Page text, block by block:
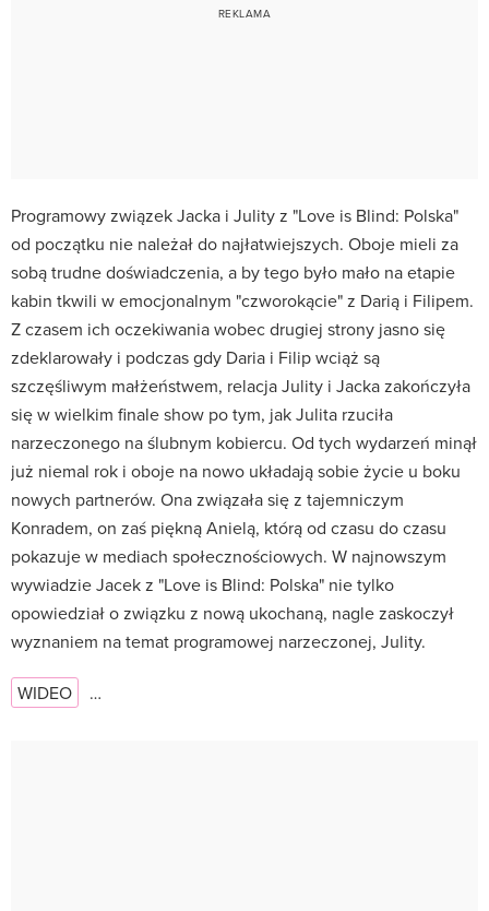
Programowy związek Jacka i Julity z "Love is Blind: Polska"
od początku nie należał do najłatwiejszych. Oboje mieli za
sobą trudne doświadczenia, a by tego było mało na etapie
kabin tkwili w emocjonalnym "czworokącie" z Darią i Filipem.
Z czasem ich oczekiwania wobec drugiej strony jasno się
zdeklarowały i podczas gdy Daria i Filip wciąż są
szczęśliwym małżeństwem, relacja Julity i Jacka zakończyła
się w wielkim finale show po tym, jak Julita rzuciła
narzeczonego na ślubnym kobiercu. Od tych wydarzeń minął
już niemal rok i oboje na nowo układają sobie życie u boku
nowych partnerów. Ona związała się z tajemniczym
Konradem, on zaś piękną Anielą, którą od czasu do czasu
pokazuje w mediach społecznościowych. W najnowszym
wywiadzie Jacek z "Love is Blind: Polska" nie tylko
opowiedział o związku z nową ukochaną, nagle zaskoczył
wyznaniem na temat programowej narzeczonej, Julity.
WIDEO …